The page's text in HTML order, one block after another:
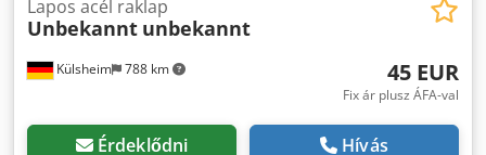
Külsheim 788 km
Lapos acél raklap
Unbekannt unbekannt
45 EUR
Fix ár plusz ÁFA-val
Érdeklődni Hívás